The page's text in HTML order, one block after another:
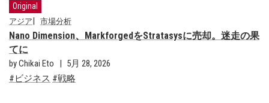
Original
アジア 市場分析
Nano Dimension、MarkforgedをStratasysに売却。迷走の果
てに
by Chikai Eto
5月 28, 2026
ビジネス
戦略